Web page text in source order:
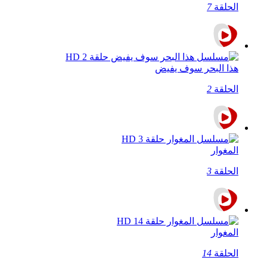
الحلقة7
هذا البحر سوف يفيض
الحلقة 2
المغوار
الحلقة 3
المغوار
الحلقة 14